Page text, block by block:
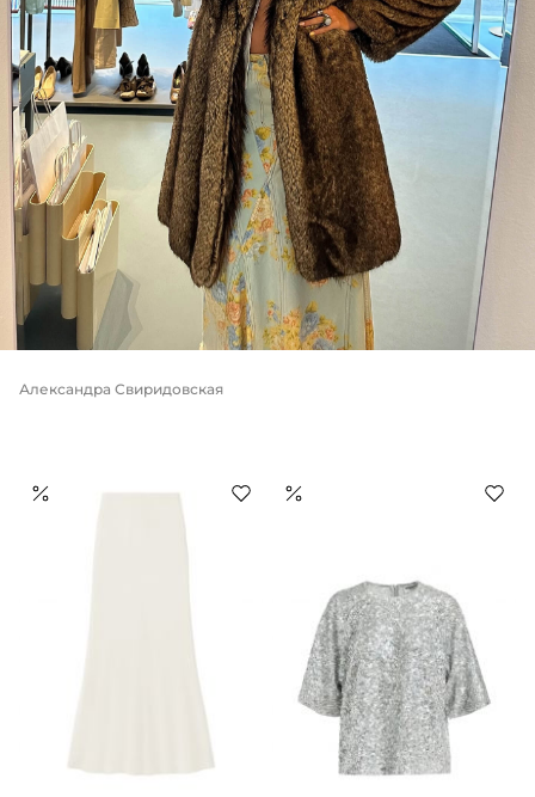
Александра Свиридовская